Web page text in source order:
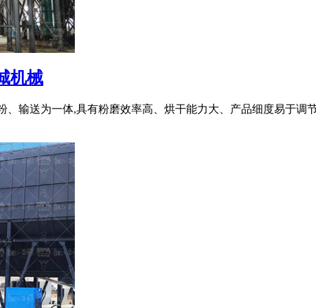
机械
、输送为一体,具有粉磨效率高、烘干能力大、产品细度易于